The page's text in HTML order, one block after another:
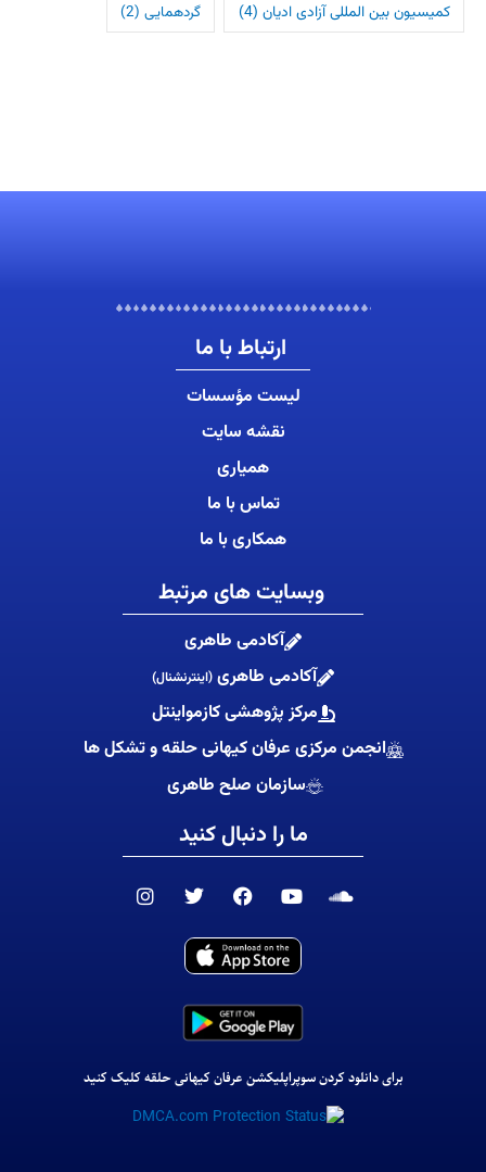
کمیسیون بین المللی آزادی ادیان (4) گردهمایی(2)
ارتباط با ما
لیست مؤسسات
نقشه سایت
همیاری
تماس با ما
همکاری با ما
وبسایت های مرتبط
آکادمی طاهری
آکادمی طاهری (اینترنشنال)
مرکز پژوهشی کازمواینتل
انجمن مرکزی عرفان کیهانی حلقه و تشکل ها
سازمان صلح طاهری
ما را دنبال کنید
S
d
Y
u
t
u
e
F
c
e
b
o
k
T
i
t
r
I
برای دانلود کردن سوپراپلیکشن عرفان کیهانی حلقه کلیک کنید